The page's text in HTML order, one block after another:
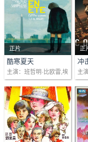
正片
剧情：在法国。异常寒
潮。气温从来没有降得
在全国蔓延，从北到
南，从东到西。一个寒
冷的夜晚，十个..
酷寒夏天
主演：班哲明·比欧雷,埃
洛迪·布歇,茱迪丝·谢拉
正
剧
天
夺
防
帮
冲
主